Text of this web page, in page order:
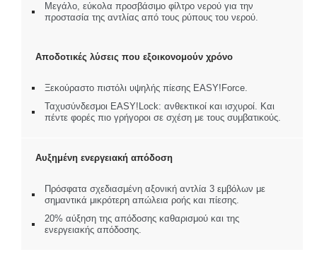
Μεγάλο, εύκολα προσβάσιμο φίλτρο νερού για την
προστασία της αντλίας από τους ρύπους του νερού.
Αποδοτικές λύσεις που εξοικονομούν χρόνο
Ξεκούραστο πιστόλι υψηλής πίεσης EASY!Force.
Ταχυσύνδεσμοι EASY!Lock: ανθεκτικοί και ισχυροί. Και
πέντε φορές πιο γρήγοροι σε σχέση με τους συμβατικούς.
Αυξημένη ενεργειακή απόδοση
Πρόσφατα σχεδιασμένη αξονική αντλία 3 εμβόλων με
σημαντικά μικρότερη απώλεια ροής και πίεσης.
20% αύξηση της απόδοσης καθαρισμού και της
ενεργειακής απόδοσης.